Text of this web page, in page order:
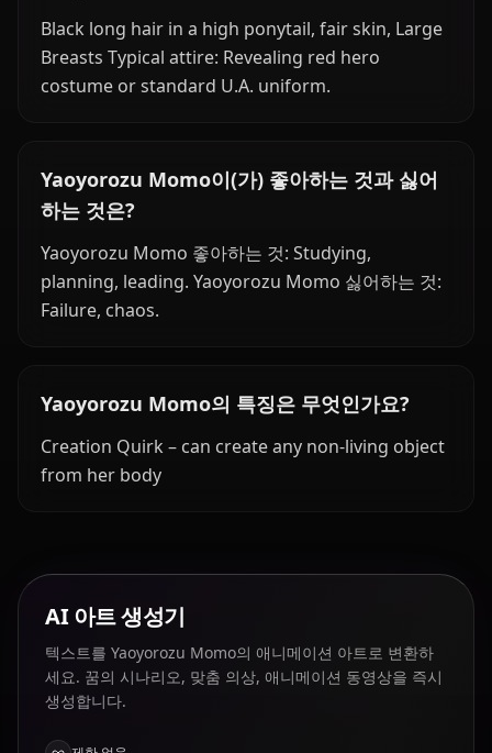
Black long hair in a high ponytail, fair skin, Large
Breasts Typical attire: Revealing red hero
costume or standard U.A. uniform.
Yaoyorozu Momo이(가) 좋아하는 것과 싫어
하는 것은?
Yaoyorozu Momo 좋아하는 것: Studying,
planning, leading. Yaoyorozu Momo 싫어하는 것:
Failure, chaos.
Yaoyorozu Momo의 특징은 무엇인가요?
Creation Quirk – can create any non-living object
from her body
AI 아트 생성기
텍스트를 Yaoyorozu Momo의 애니메이션 아트로 변환하
세요. 꿈의 시나리오, 맞춤 의상, 애니메이션 동영상을 즉시
생성합니다.